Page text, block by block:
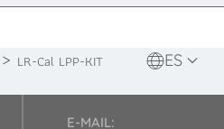
LR-Cal LPP-KIT
ES
E-MAIL: